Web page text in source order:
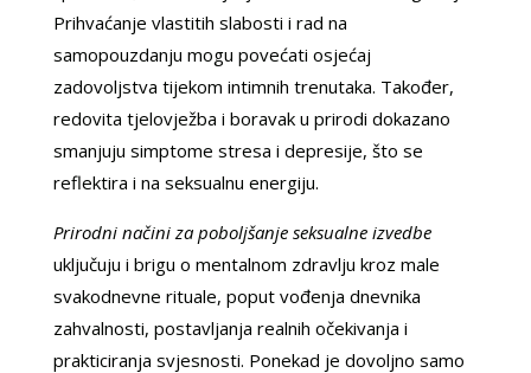
Prihvaćanje vlastitih slabosti i rad na
samopouzdanju mogu povećati osjećaj
zadovoljstva tijekom intimnih trenutaka. Također,
redovita tjelovježba i boravak u prirodi dokazano
smanjuju simptome stresa i depresije, što se
reflektira i na seksualnu energiju.
Prirodni načini za poboljšanje seksualne izvedbe
uključuju i brigu o mentalnom zdravlju kroz male
svakodnevne rituale, poput vođenja dnevnika
zahvalnosti, postavljanja realnih očekivanja i
prakticiranja svjesnosti. Ponekad je dovoljno samo